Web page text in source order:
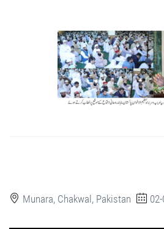
Munara, Chakwal, Pakistan